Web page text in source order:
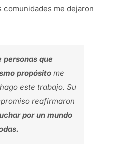
me dejaron
personas que
propósito me
este trabajo. Su
reafirmaron
por un mundo